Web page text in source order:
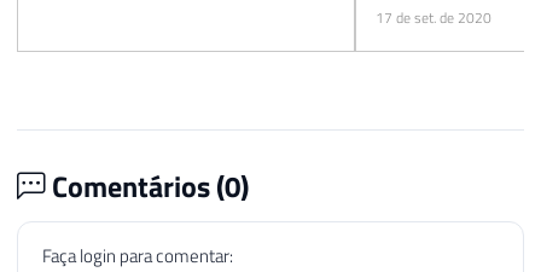
17 de set. de 2020
Comentários (0)
Faça login para comentar: